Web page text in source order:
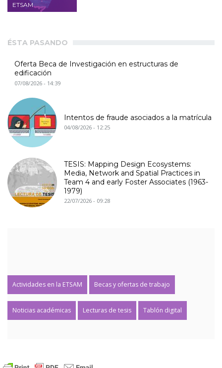
ETSAM
ÉSTA PASANDO
Oferta Beca de Investigación en estructuras de
edificación
07/08/2026 - 14:39
Intentos de fraude asociados a la matrícula
04/08/2026 - 12:25
TESIS: Mapping Design Ecosystems:
Media, Network and Spatial Practices in
Team 4 and early Foster Associates (1963-
1979)
22/07/2026 - 09:28
Actividades en la ETSAM Becas y ofertas de trabajo
Noticias académicas Lecturas de tesis Tablón digital